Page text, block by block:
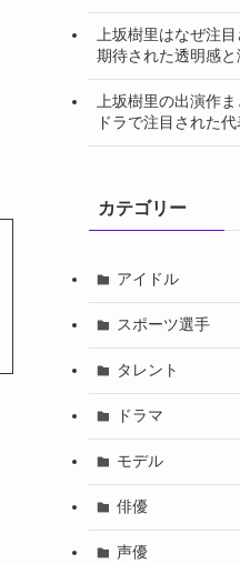
上坂樹里はなぜ注
期待された透明感と
上坂樹里の出演作
ドラで注目された
カテゴリー
アイドル
スポーツ選手
タレント
ドラマ
モデル
俳優
声優